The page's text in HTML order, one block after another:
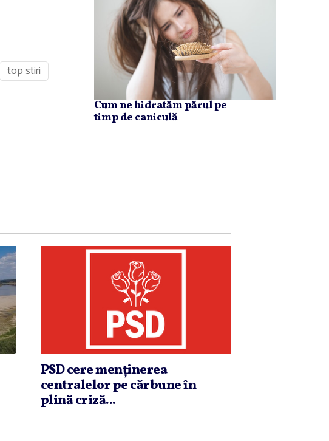
top stiri
Cum ne hidratăm părul pe
timp de caniculă
PSD cere menţinerea
centralelor pe cărbune în
plină criză...